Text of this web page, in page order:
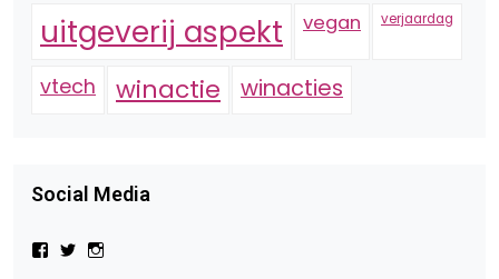
uitgeverij aspekt vegan verjaardag
vtech winactie winacties
Social Media
BekijkBekijk